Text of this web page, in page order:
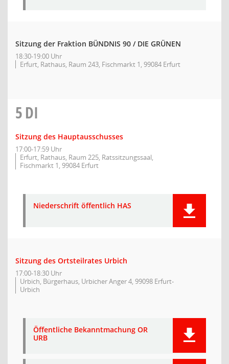
Sitzung der Fraktion BÜNDNIS 90 / DIE GRÜNEN
18:30-19:00 Uhr
Erfurt, Rathaus, Raum 243, Fischmarkt 1, 99084 Erfurt
5DI
Sitzung des Hauptausschusses
17:00-17:59 Uhr
Erfurt, Rathaus, Raum 225, Ratssitzungssaal,
Fischmarkt 1, 99084 Erfurt
Niederschrift öffentlich HAS
Sitzung des Ortsteilrates Urbich
17:00-18:30 Uhr
Urbich, Bürgerhaus, Urbicher Anger 4, 99098 Erfurt-
Urbich
Öffentliche Bekanntmachung OR
URB